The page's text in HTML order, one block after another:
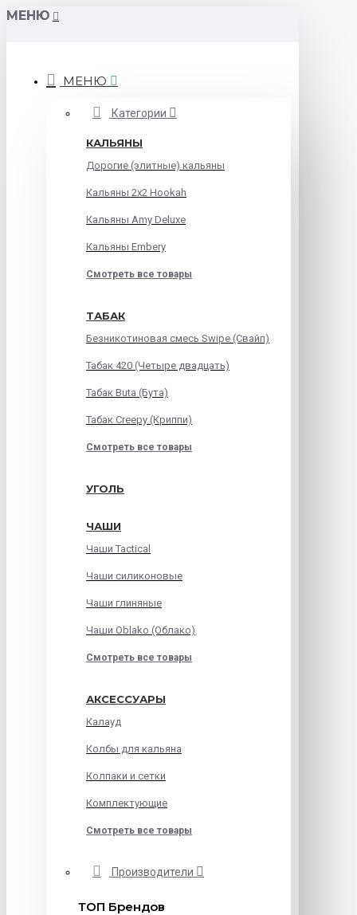
МЕНЮ
МЕНЮ
Категории
КАЛЬЯНЫ
Дорогие (элитные) кальяны
Кальяны 2х2 Hookah
Кальяны Amy Deluxe
Кальяны Embery
Смотреть все товары
ТАБАК
Безникотиновая смесь Swipe (Свайп)
Табак 420 (Четыре двадцать)
Табак Buta (Бута)
Табак Creepy (Криппи)
Смотреть все товары
УГОЛЬ
ЧАШИ
Чаши Tactical
Чаши силиконовые
Чаши глиняные
Чаши Oblako (Облако)
Смотреть все товары
АКСЕССУАРЫ
Калауд
Колбы для кальяна
Колпаки и сетки
Комплектующие
Смотреть все товары
Производители
ТОП Брендов